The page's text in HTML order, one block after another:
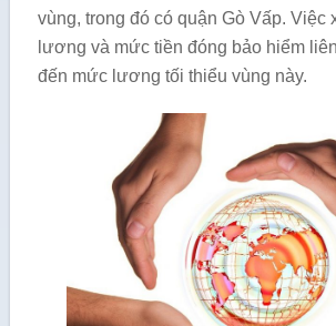
vùng, trong đó có quận Gò Vấp. Việc
lương và mức tiền đóng bảo hiểm
đến mức lương tối thiểu vùng này.